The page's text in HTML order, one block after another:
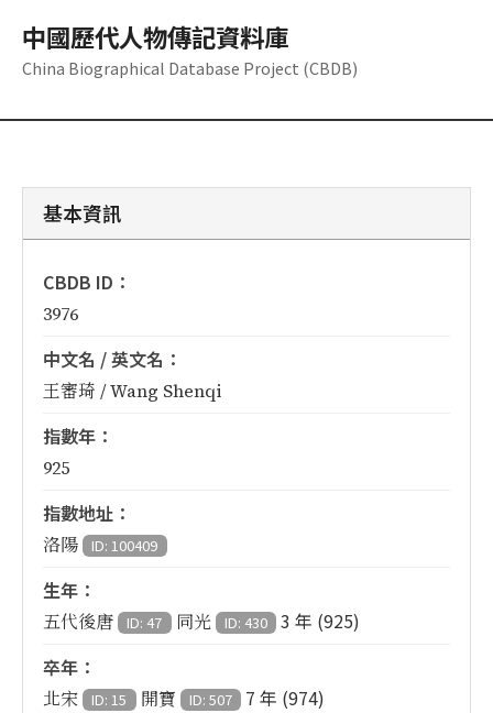
中國歷代人物傳記資料庫
China Biographical Database Project (CBDB)
基本資訊
CBDB ID：
3976
中文名 / 英文名：
王審琦 / Wang Shenqi
指數年：
925
指數地址：
洛陽 ID: 100409
生年：
五代後唐 ID: 47 同光 ID: 430
3 年 (925)
卒年：
北宋 ID: 15 開寶 ID: 507
7 年 (974)